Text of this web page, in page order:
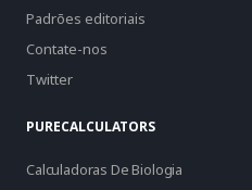
Padrões editoriais
Contate-nos
Twitter
PURECALCULATORS
Calculadoras De Biologia